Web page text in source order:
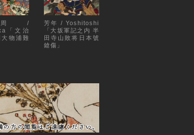
/
「文治
大物浦難
芳年 / Yoshitoshi
「大坂軍記之内 半
田寺山敗将日本號
鎗傷」